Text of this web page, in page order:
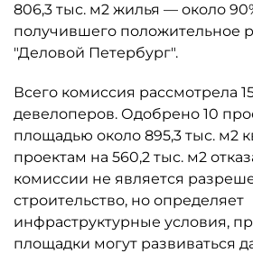
806,3 тыс. м2 жилья — около
получившего положительное
"Деловой Петербург".
Всего комиссия рассмотрела
девелоперов. Одобрено 10
площадью около 895,3 тыс. м2
проектам на 560,2 тыс. м2
комиссии не является
строительство, но определяет
инфраструктурные условия,
площадки могут развиваться